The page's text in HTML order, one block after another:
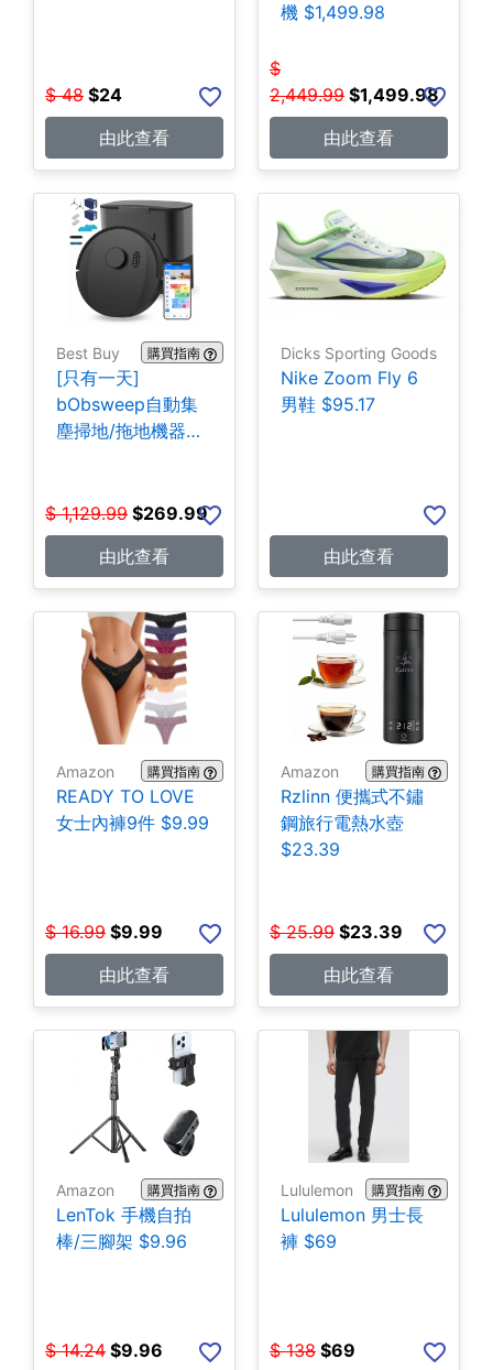
$ 48 $24
由此查看
機 $1,499.98
$
2,449.99 $1,499.98
由此查看
Best Buy 購買指南
[只有一天]
bObsweep自動集
塵掃地/拖地機器人
$ 1,129.99 $269.99
由此查看
Dicks Sporting Goods
Nike Zoom Fly 6
男鞋 $95.17
由此查看
Amazon 購買指南
READY TO LOVE
女士內褲9件 $9.99
$ 16.99 $9.99
由此查看
Amazon 購買指南
Rzlinn 便攜式不鏽
鋼旅行電熱水壺
$23.39
$ 25.99 $23.39
由此查看
Amazon 購買指南
LenTok 手機自拍
棒/三腳架 $9.96
$ 14.24 $9.96
Lululemon 購買指南
Lululemon 男士長
褲 $69
$ 138 $69